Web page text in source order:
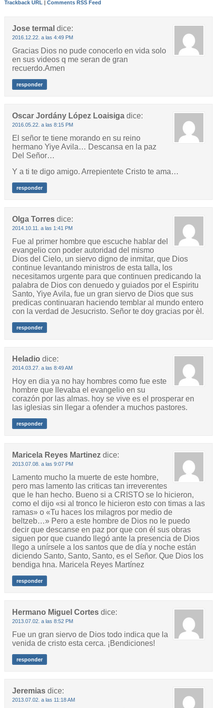
Trackback URL | Comments RSS Feed
Jose termal dice:
2016.12.22. a las 4:49 PM
Gracias Dios no pude conocerlo en vida solo
en sus videos q me seran de gran
recuerdo.Amen
responder
Oscar Jordány López Loaisiga dice:
2016.05.22. a las 8:15 PM
El señor te tiene morando en su reino
hermano Yiye Avila… Descansa en la paz
Del Señor…
Y a ti te digo amigo. Arrepientete Cristo te ama…
responder
Olga Torres dice:
2014.10.11. a las 1:41 PM
Fue al primer hombre que escuche hablar del
evangelio con poder autoridad del mismo
Dios del Cielo, un siervo digno de inmitar, que Dios
continue levantando ministros de esta talla, los
necesitamos urgente para que continuen predicando la
palabra de Dios con denuedo y guiados por el Espiritu
Santo, Yiye Avila, fue un gran siervo de Dios que sus
predicas continuaran haciendo temblar al mundo entero
con la verdad de Jesucristo. Señor te doy gracias por èl.
responder
Heladio dice:
2014.03.27. a las 8:49 AM
Hoy en dia ya no hay hombres como fue este
hombre que llevaba el evangelio en su
corazón por las almas. hoy se vive es el prosperar en
las iglesias sin llegar a ofender a muchos pastores.
responder
Maricela Reyes Martinez dice:
2013.07.08. a las 9:07 PM
Lamento mucho la muerte de este hombre,
pero mas lamento las criticas tan irreverentes
que le han hecho. Bueno si a CRISTO se lo hicieron,
como el dijo «si al tronco le hicieron esto con timas a las
ramas» o «Tu haces los milagros por medio de
beltzeb…» Pero a este hombre de Dios no le puedo
decir que descanse en paz por que con él sus obras
siguen por que cuando llegó ante la presencia de Dios
llego a unírsele a los santos que de día y noche están
diciendo Santo, Santo, Santo, es el Señor. Que Dios los
bendiga hna. Maricela Reyes Martínez
responder
Hermano Miguel Cortes dice:
2013.07.02. a las 8:52 PM
Fue un gran siervo de Dios todo indica que la
venida de cristo esta cerca. ¡Bendiciones!
responder
Jeremias dice:
2013.07.02. a las 11:18 AM